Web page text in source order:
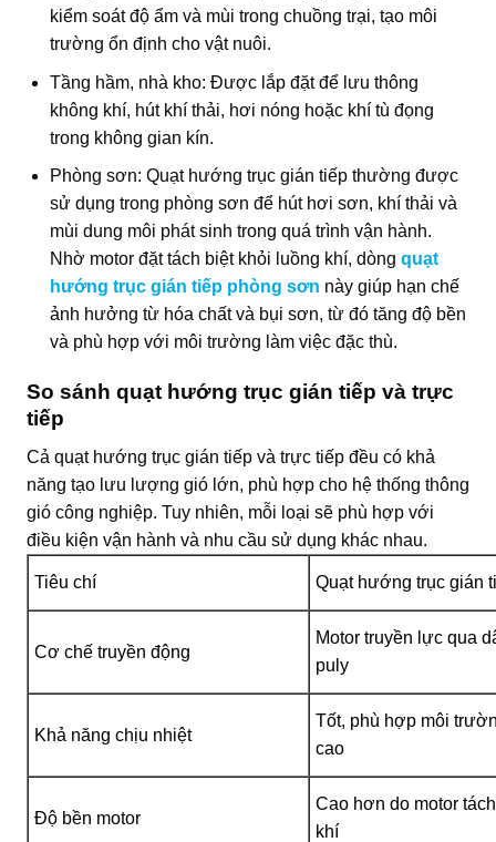
kiểm soát độ ẩm và mùi trong chuồng trại, tạo môi
trường ổn định cho vật nuôi.
Tầng hầm, nhà kho: Được lắp đặt để lưu thông
không khí, hút khí thải, hơi nóng hoặc khí tù đọng
trong không gian kín.
Phòng sơn: Quạt hướng trục gián tiếp thường được
sử dụng trong phòng sơn để hút hơi sơn, khí thải và
mùi dung môi phát sinh trong quá trình vận hành.
Nhờ motor đặt tách biệt khỏi luồng khí, dòng quạt
hướng trục gián tiếp phòng sơn này giúp hạn chế
ảnh hưởng từ hóa chất và bụi sơn, từ đó tăng độ bền
và phù hợp với môi trường làm việc đặc thù.
So sánh quạt hướng trục gián tiếp và trực
tiếp
Cả quạt hướng trục gián tiếp và trực tiếp đều có khả
năng tạo lưu lượng gió lớn, phù hợp cho hệ thống thông
gió công nghiệp. Tuy nhiên, mỗi loại sẽ phù hợp với
điều kiện vận hành và nhu cầu sử dụng khác nhau.
Tiêu chí Quạt hướng trục gián
Cơ chế truyền động
Motor truyền lực qua
puly
Khả năng chịu nhiệt
Tốt, phù hợp môi
cao
Độ bền motor
Cao hơn do motor
khí